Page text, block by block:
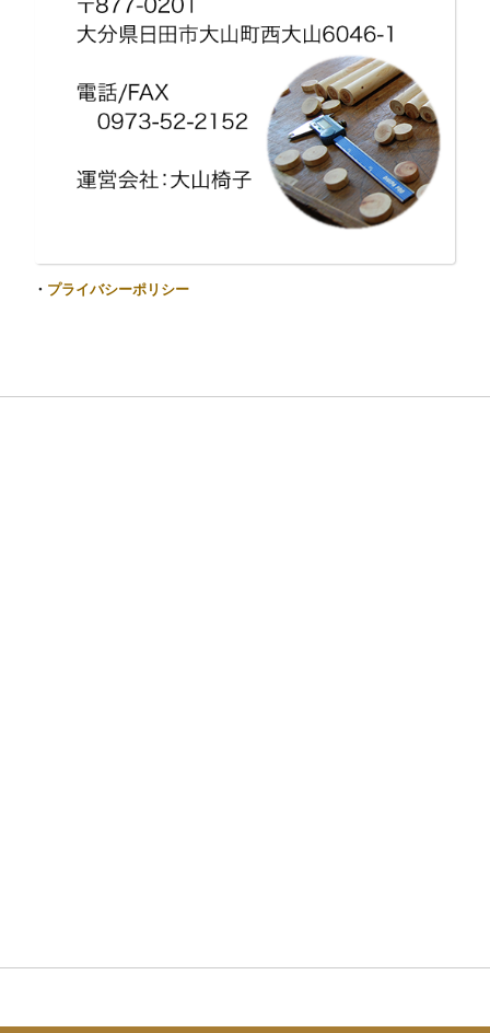
・ プライバシーポリシー